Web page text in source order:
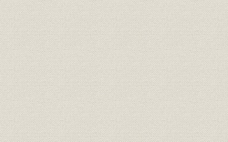
片岡蔵相の失言<恐慌のきっかけ>
台銀へのコールマネーの回収
金子直吉と池田成彬
台銀、鈴木の取引断絶
第五章 鈴木商店遂に破綻
借金総額五億円
鈴木商店支払停止